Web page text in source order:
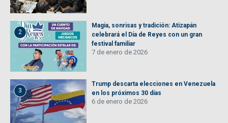
2
Magia, sonrisas y tradición: Atizapán
celebrará el Día de Reyes con un gran
festival familiar
7 de enero de 2026
3
Trump descarta elecciones en Venezuela
en los próximos 30 días
6 de enero de 2026